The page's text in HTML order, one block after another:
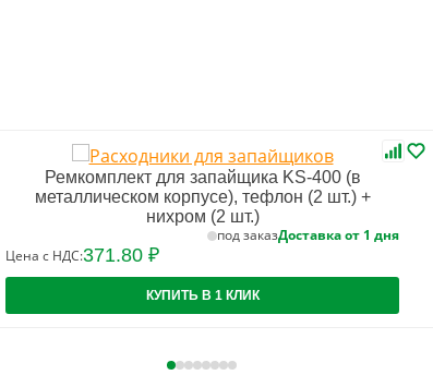
Ремкомплект для запайщика KS-400 (в
металлическом корпусе), тефлон (2 шт.) +
нихром (2 шт.)
под заказДоставка от 1 дня
Цена с НДС:371.80 ₽
КУПИТЬ В 1 КЛИК